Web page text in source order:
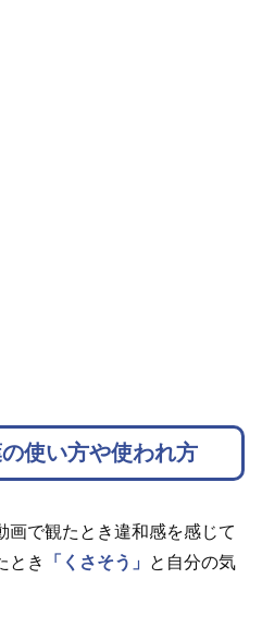
使い方や使われ方
画で観たとき違和感を感じて
とき
「くさそう」
と自分の気